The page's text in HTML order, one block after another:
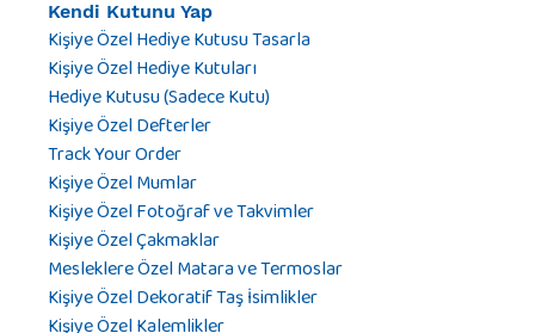
Kendi Kutunu Yap
Kişiye Özel Hediye Kutusu Tasarla
Kişiye Özel Hediye Kutuları
Hediye Kutusu (Sadece Kutu)
Kişiye Özel Defterler
Track Your Order
Kişiye Özel Mumlar
Kişiye Özel Fotoğraf ve Takvimler
Kişiye Özel Çakmaklar
Mesleklere Özel Matara ve Termoslar
Kişiye Özel Dekoratif Taş İsimlikler
Kişiye Özel Kalemlikler